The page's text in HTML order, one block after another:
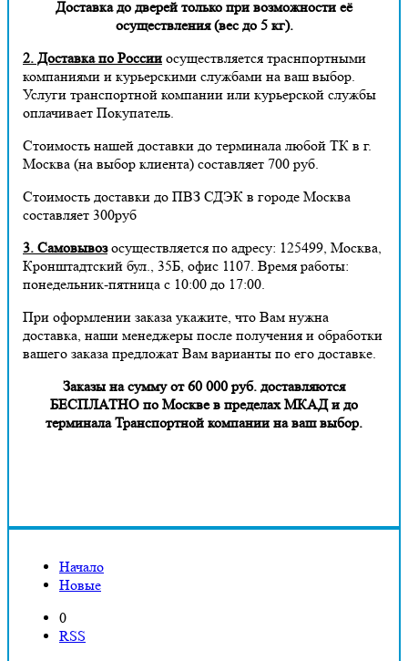
Доставка до дверей только при возможности её
осуществления (вес до 5 кг).
2. Доставка по России осуществляется траснпортными
компаниями и курьерскими службами на ваш выбор.
Услуги транспортной компании или курьерской службы
оплачивает Покупатель.
Стоимость нашей доставки до терминала любой ТК в г.
Москва (на выбор клиента) составляет 700 руб.
Стоимость доставки до ПВЗ СДЭК в городе Москва
составляет 300руб
3. Самовывозосуществляется по адресу: 125499, Москва,
Кронштадтский бул., 35Б, офис 1107. Время работы:
понедельник-пятница с 10:00 до 17:00.
При оформлении заказа укажите, что Вам нужна
доставка, наши менеджеры после получения и обработки
вашего заказа предложат Вам варианты по его доставке.
Заказы на сумму от 60 000 руб. доставляются
БЕСПЛАТНО по Москве в пределах МКАД и до
терминала Транспортной компании на ваш выбор.
Начало
Новые
0
RSS